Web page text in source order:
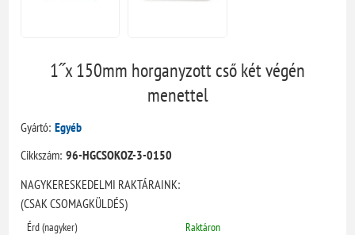
1˝x 150mm horganyzott cső két végén
menettel
Gyártó: Egyéb
Cikkszám: 96-HGCSOKOZ-3-0150
NAGYKERESKEDELMI RAKTÁRAINK:
(CSAK CSOMAGKÜLDÉS)
Érd (nagyker)
Raktáron